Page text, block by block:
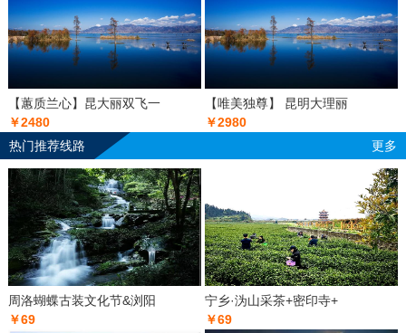
【蕙质兰心】昆大丽双飞一
￥2480
【唯美独尊】 昆明大理丽
￥2980
热门推荐线路
更多
周洛蝴蝶古装文化节&浏阳
￥69
宁乡·沩山采茶+密印寺+
￥69